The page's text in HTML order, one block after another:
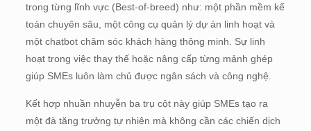
trong từng lĩnh vực (Best-of-breed) như: một phần mềm kế
toán chuyên sâu, một công cụ quản lý dự án linh hoạt và
một chatbot chăm sóc khách hàng thông minh. Sự linh
hoạt trong việc thay thế hoặc nâng cấp từng mảnh ghép
giúp SMEs luôn làm chủ được ngân sách và công nghệ.
Kết hợp nhuần nhuyễn ba trụ cột này giúp SMEs tạo ra
một đà tăng trưởng tự nhiên mà không cần các chiến dịch